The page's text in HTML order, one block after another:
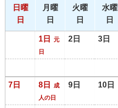
日曜
日
月曜
日
火曜
日
水曜
日
1日
元
日
2日 3日
7日 8日
成
人の日
9日 10日